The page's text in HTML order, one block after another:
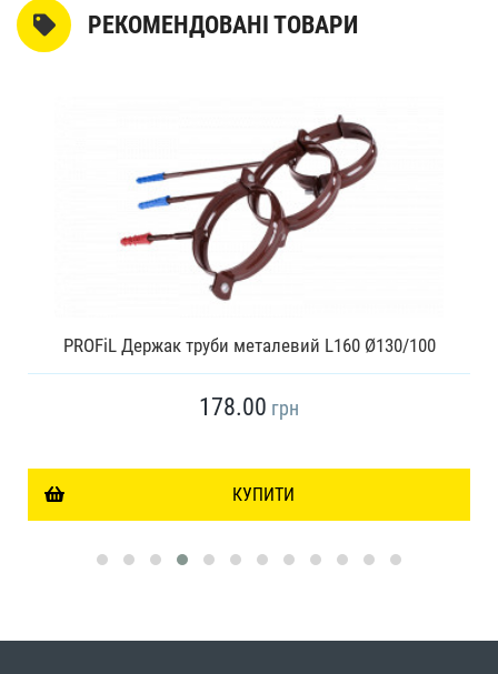
РЕКОМЕНДОВАНІ ТОВАРИ
PROFiL Держак труби металевий L160 Ø130/100
178.00 грн
КУПИТИ